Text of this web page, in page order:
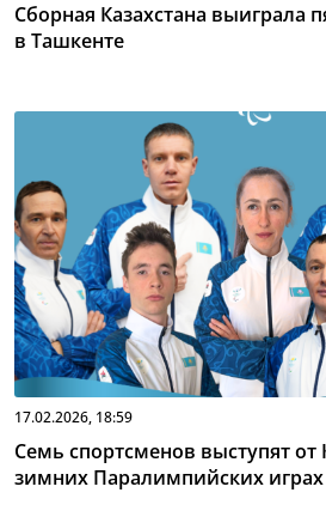
Сборная Казахстана выиграла
в Ташкенте
17.02.2026, 18:59
Семь спортсменов выступят от
зимних Паралимпийских играх